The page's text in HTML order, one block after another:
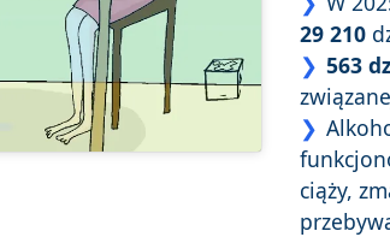
29 210
563
ciąży,